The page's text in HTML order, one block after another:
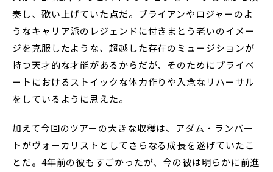
奏し、歌い上げていた点だ。ブライアンやロジャーのよ
うなキャリア派のレジェンドに付きまとう老いのイメー
ジを克服したような、超越した存在のミュージションが
持つ天才的な才能があるからだが、そのためにプライベ
ートにおけるストイックな体力作りや入念なリハーサル
をしているように思えた。
加えて今回のツアーの大きな収穫は、アダム・ランバー
トがヴォーカリストとしてさらなる成長を遂げていたこ
とだ。4年前の彼もすごかったが、今の彼は明らかに前進